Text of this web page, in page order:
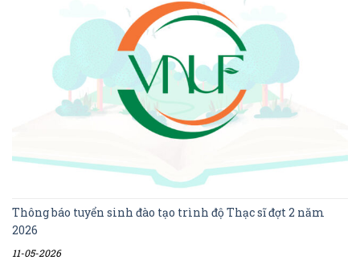
Thông báo tuyển sinh đào tạo trình độ Thạc sĩ đợt 2 năm
2026
11-05-2026